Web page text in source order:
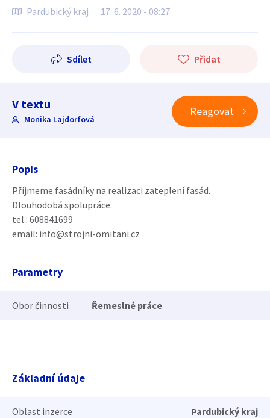
Pardubický kraj 17. 6. 2020 - 08:27
Sdílet Přidat
V textu
Monika Lajdorfová
Reagovat
Popis
Příjmeme fasádníky na realizaci zateplení fasád.
Dlouhodobá spolupráce.
tel.: 608841699
email: info@strojni-omitani.cz
Parametry
Obor činnosti Řemeslné práce
Základní údaje
Oblast inzerce Pardubický kraj